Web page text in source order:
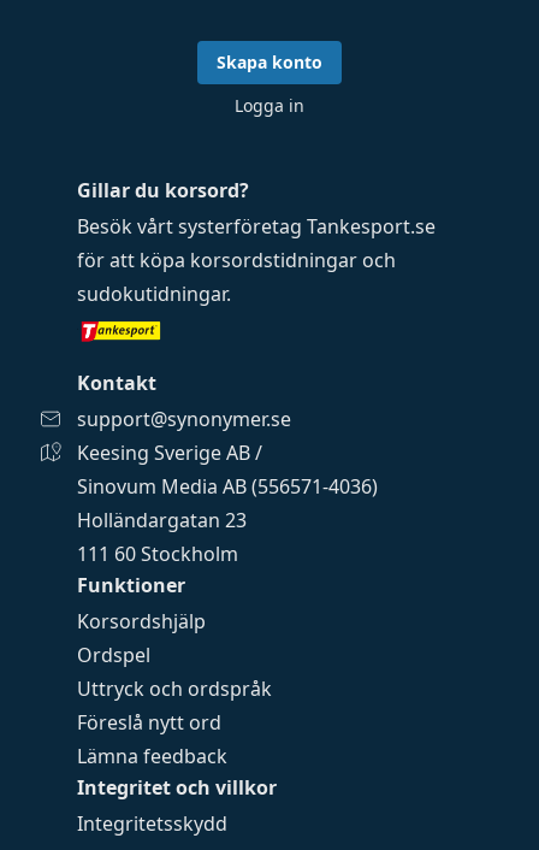
Funktioner
Korsordshjälp
Ordspel
Uttryck och ordspråk
Föreslå nytt ord
Lämna feedback
Integritet och villkor
Integritetsskydd
Gillar du korsord?
Besök vårt systerföretag Tankesport.se
för att köpa korsordstidningar och
sudokutidningar.
Kontakt
support@synonymer.se
Keesing Sverige AB /
Sinovum Media AB (556571-4036)
Holländargatan 23
111 60 Stockholm
Skapa konto
Logga in